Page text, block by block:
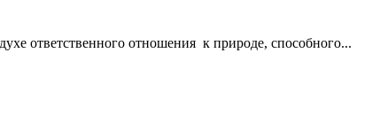
ответственного отношения к природе, способного...